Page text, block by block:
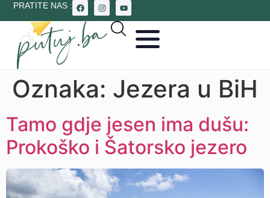
PRATITE NAS :
Oznaka: Jezera u BiH
Tamo gdje jesen ima dušu:
Prokoško i Šatorsko jezero